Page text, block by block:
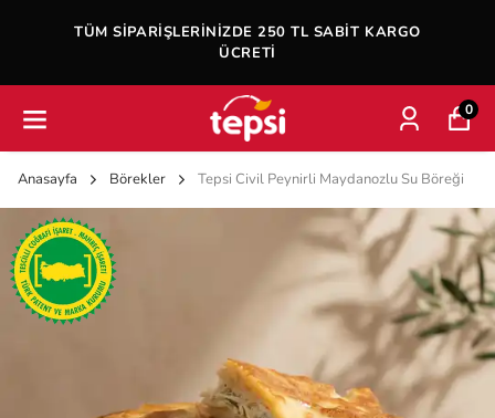
İSTANBUL ANADOLU YAKASI SIPARIŞLERINIZ
KÜÇÜKYALI ŞUBEMIZ TARAFINDAN TESLIM
EDILECEKTIR.
0
Anasayfa Börekler Tepsi Civil Peynirli Maydanozlu Su Böreği